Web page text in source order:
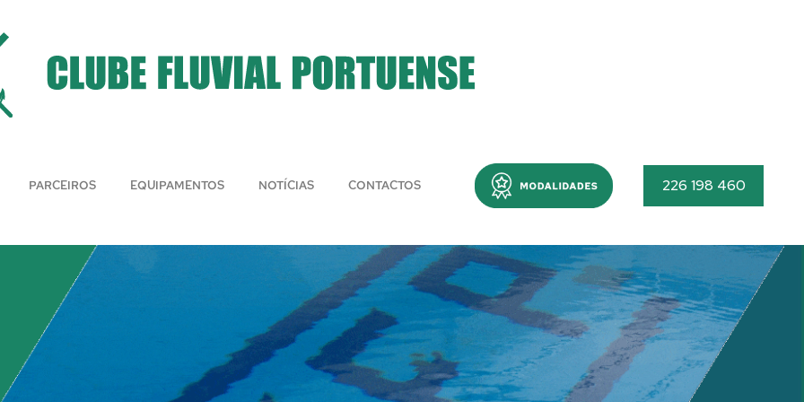
PARCEIROS EQUIPAMENTOS NOTÍCIAS CONTACTOS Menu 226 198 460